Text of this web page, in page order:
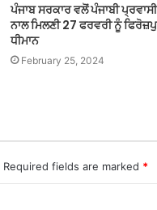
ਪੰਜਾਬ ਸਰਕਾਰ ਵਲੋਂ ਪੰਜਾਬੀ
ਨਾਲ ਮਿਲਣੀ 27 ਫਰਵਰੀ ਨੂੰ
ਧੀਮਾਨ
February 25, 2024
Required fields are marked *